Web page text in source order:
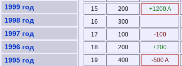
1999 год
1998 год
1997 год
1996 год
1995 год
15
200
+1200 A
16
300
17
100 -100
18
200
+200
19
400
-500 A